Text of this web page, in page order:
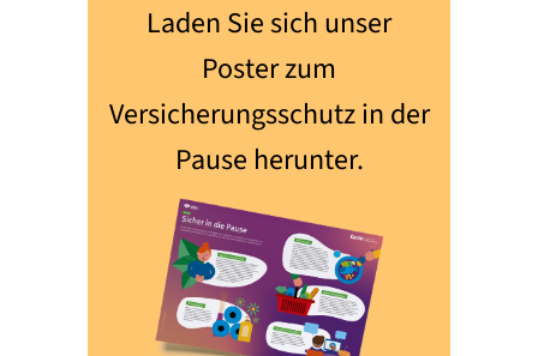
Laden Sie sich unser
Poster zum
Versicherungsschutz in der
Pause herunter.